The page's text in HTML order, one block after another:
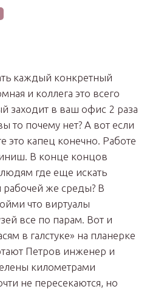
каждый конкретный
и коллега это всего
заходит в ваш офис 2 раза
то почему нет? А вот если
это капец конечно. Работе
В конце концов
где еще искать
же среды? В
что виртуалы
все по парам. Вот и
в галстуке» на планерке
Петров инженер и
километрами
не пересекаются, но